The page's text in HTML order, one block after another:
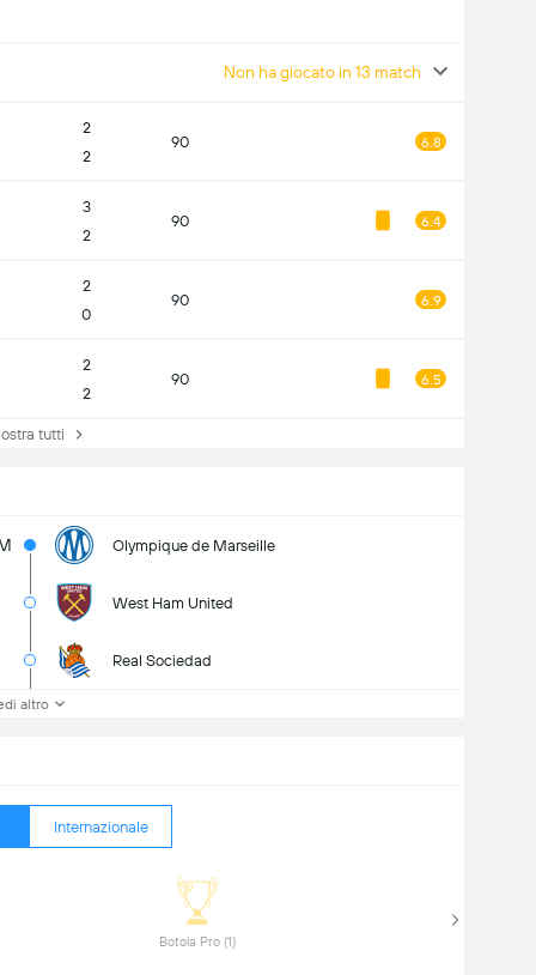
Non ha giocato in 13 match
2
2
90 6.8
3
2
90 6.4
2
0
90 6.9
2
2
90 6.5
tutti
Olympique de Marseille
West Ham United
Real Sociedad
altro
Internazionale
Botola Pro (1)